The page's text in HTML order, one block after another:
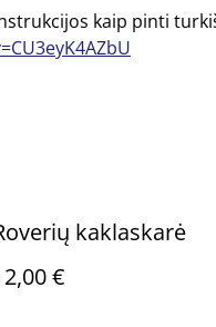
kaip pinti
kaklaskarė
€